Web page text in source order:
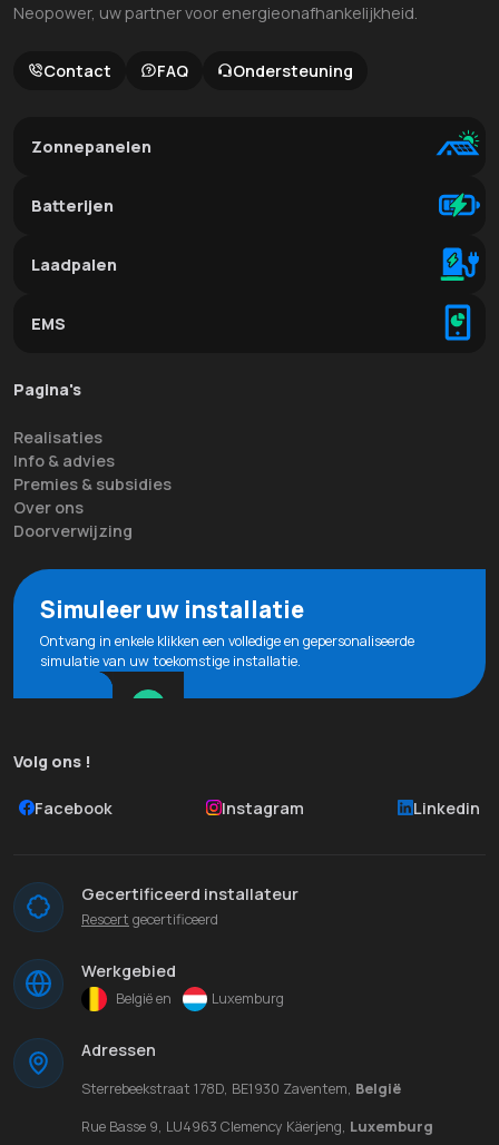
Neopower, uw partner voor energieonafhankelijkheid.
Contact FAQ Ondersteuning
Zonnepanelen
Batterijen
Laadpalen
EMS
Pagina's
Realisaties
Info & advies
Premies & subsidies
Over ons
Doorverwijzing
Simuleer uw installatie
Ontvang in enkele klikken een volledige en gepersonaliseerde
simulatie van uw toekomstige installatie.
Volg ons !
Facebook Instagram Linkedin
Gecertificeerd installateur
Rescert gecertificeerd
Werkgebied
België en Luxemburg
Adressen
Sterrebeekstraat 178D, BE1930 Zaventem, België
Rue Basse 9, LU4963 Clemency Käerjeng, Luxemburg